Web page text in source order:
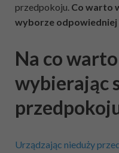
przedpokoju. Co warto
wyborze
Na co
wybierając
Urządzając nieduży